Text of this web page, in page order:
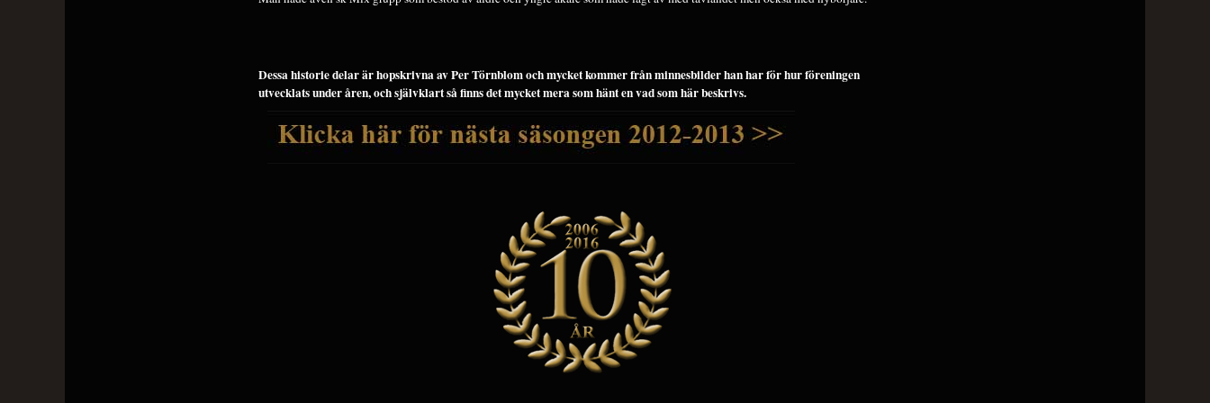
Dessa historie delar är hopskrivna av Per Törnblom och mycket kommer från minnesbilder han har för hur föreningen
utvecklats under åren, och självklart så finns det mycket mera som hänt en vad som här beskrivs.